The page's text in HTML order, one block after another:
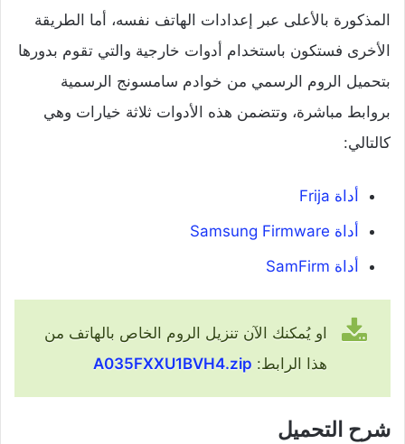
المذكورة بالأعلى عبر إعدادات الهاتف نفسه، أما الطريقة
الأخرى فستكون باستخدام أدوات خارجية والتي تقوم بدورها
بتحميل الروم الرسمي من خوادم سامسونج الرسمية
بروابط مباشرة، وتتضمن هذه الأدوات ثلاثة خيارات وهي
كالتالي:
أداة Frija
أداة Samsung Firmware
أداة SamFirm
او يُمكنك الآن تنزيل الروم الخاص بالهاتف من
هذا الرابط: A035FXXU1BVH4.zip
شرح التحميل